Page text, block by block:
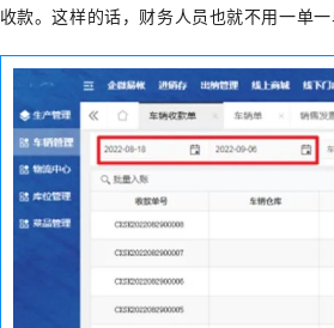
收款。这样的话，财务人员也就不用一单